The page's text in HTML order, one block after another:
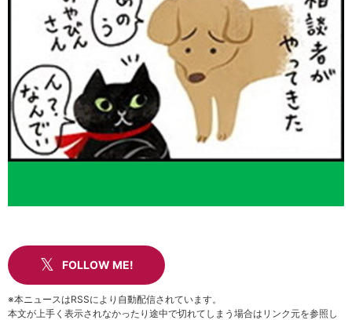
FOLLOW ME!
※本ニュースはRSSにより自動配信されています。
本文が上手く表示されなかったり途中で切れてしまう場合はリンク元を参照し